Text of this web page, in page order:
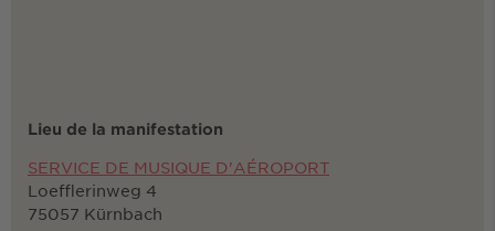
Lieu de la manifestation
SERVICE DE MUSIQUE D'AÉROPORT
Loefflerinweg 4
75057 Kürnbach